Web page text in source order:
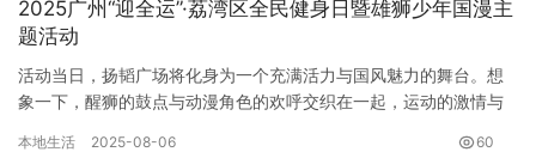
2025广州“迎全运”·荔湾区全民健身日暨雄狮少年国漫主
题活动
活动当日，扬韬广场将化身为一个充满活力与国风魅力的舞台。想
象一下，醒狮的鼓点与动漫角色的欢呼交织在一起，运动的激情与
次活…
本地生活 2025-08-06 60